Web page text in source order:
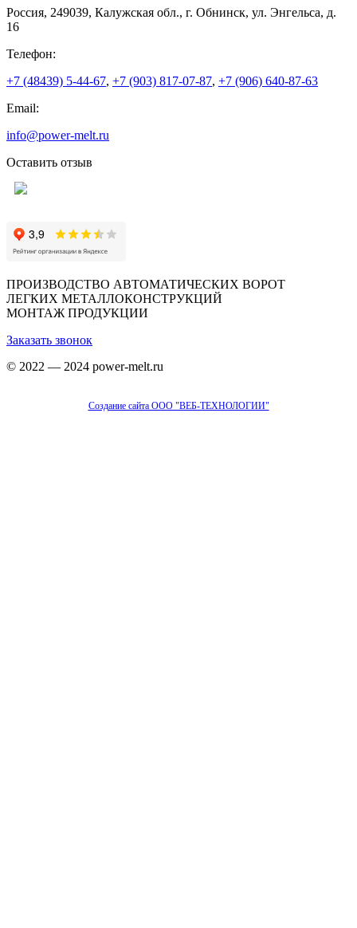
Россия, 249039, Калужская обл., г. Обнинск, ул. Энгельса, д.
16
Телефон:
+7 (48439) 5-44-67, +7 (903) 817-07-87, +7 (906) 640-87-63
Email:
info@power-melt.ru
Оставить отзыв
ПРОИЗВОДСТВО АВТОМАТИЧЕСКИХ ВОРОТ
ЛЕГКИХ МЕТАЛЛОКОНСТРУКЦИЙ
МОНТАЖ ПРОДУКЦИИ
Заказать звонок
© 2022 — 2024 power-melt.ru
Создание сайта ООО "ВЕБ-ТЕХНОЛОГИИ"